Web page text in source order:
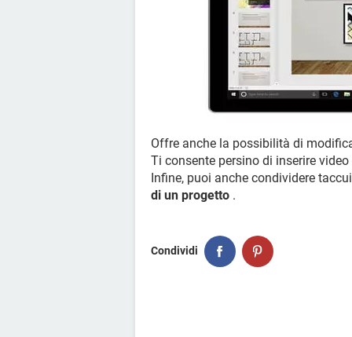
Offre anche la possibilità di
Ti consente persino di inserire
Infine, puoi anche condividere
di un progetto .
Condividi